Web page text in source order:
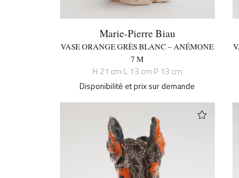
Marie-Pierre Biau
VASE ORANGE GRÈS BLANC – ANÉMONE
7 M
H 21 cm L 13 cm P 13 cm
Disponibilité et prix sur demande